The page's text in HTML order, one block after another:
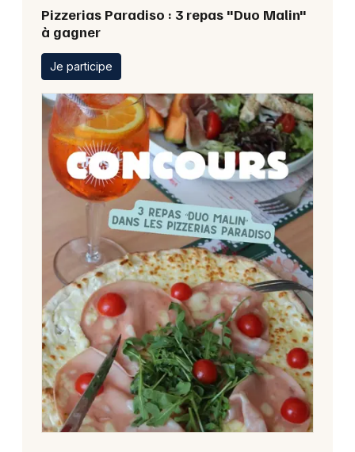
Pizzerias Paradiso : 3 repas "Duo Malin"
à gagner
Je participe